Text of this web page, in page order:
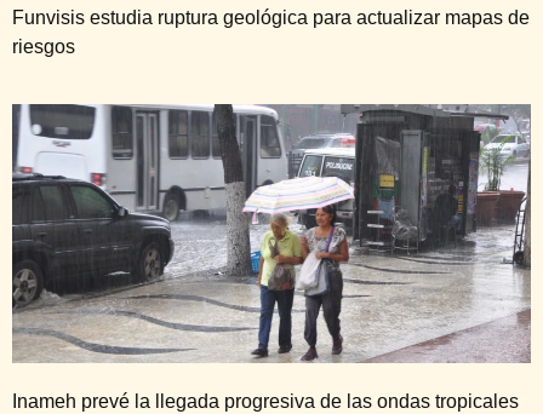
Funvisis estudia ruptura geológica para actualizar mapas de
riesgos
Inameh prevé la llegada progresiva de las ondas tropicales